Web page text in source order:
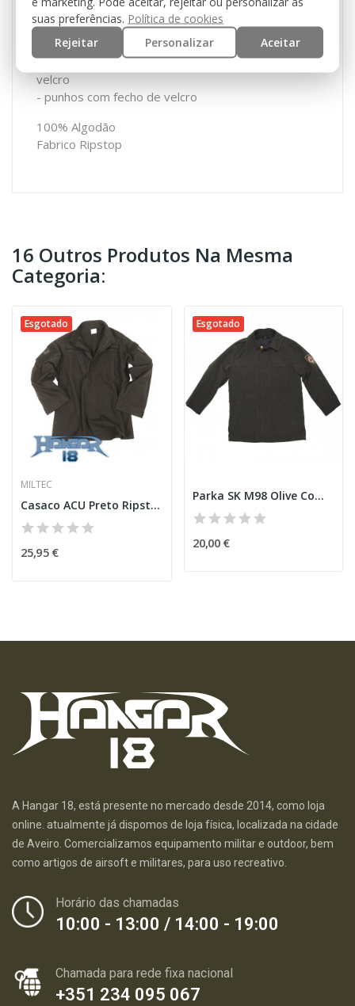
- 2 bolsos de ombro com fecho de velcro
- 3 velcros para fixação de patch/nome
- gola alta
- fecho zip frontal forte com fecho adicional em
velcro
- punhos com fecho de velcro
100% Algodão
Fabrico Ripstop
16 Outros Produtos Na Mesma
Categoria:
Esgotado
MILTEC
Casaco ACU Preto Ripstop
25,95 €
Esgotado
Parka SK M98 Olive Como Novo
20,00 €
A Hangar 18, está presente no mercado desde 2014, como loja
online. atualmente já dispomos de loja física, localizada na cidade
de Aveiro. Comercializamos equipamento militar e outdoor, bem
como artigos de airsoft e militares, para uso recreativo.
Horário das chamadas
10:00 - 13:00 / 14:00 - 19:00
Chamada para rede fixa nacional
+351 234 095 067
suas preferências. Política de cookies
Rejeitar
Personalizar Aceitar